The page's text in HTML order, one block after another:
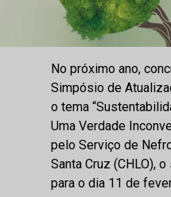
No próximo ano,
Simpósio de
o tema
Uma Verdade
pelo Serviço de
Santa Cruz (CHLO),
para o dia 11 de